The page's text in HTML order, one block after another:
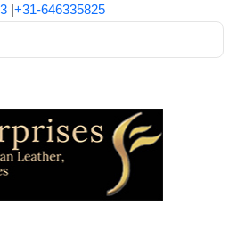
|+31-646335825